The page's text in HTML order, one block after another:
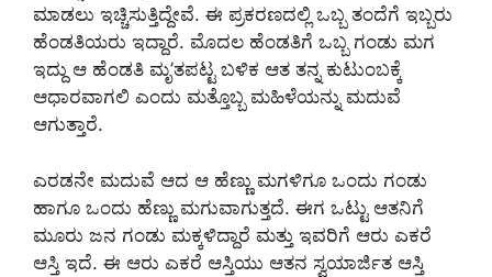
ಮಾಡಲು ಇಚ್ಚಿಸುತ್ತಿದ್ದೇವೆ. ಈ ಪ್ರಕರಣದಲ್ಲಿ ಒಬ್ಬ ತಂದೆಗೆ ಇಬ್ಬರು
ಹೆಂಡತಿಯರು ಇದ್ದಾರೆ. ಮೊದಲ ಹೆಂಡತಿಗೆ ಒಬ್ಬ ಗಂಡು ಮಗ
ಇದ್ದು ಆ ಹೆಂಡತಿ ಮೃ’ತಪಟ್ಟ ಬಳಿಕ ಆತ ತನ್ನ ಕುಟುಂಬಕ್ಕೆ
ಆಧಾರವಾಗಲಿ ಎಂದು ಮತ್ತೊಬ್ಬ ಮಹಿಳೆಯನ್ನು ಮದುವೆ
ಆಗುತ್ತಾರೆ.
ಎರಡನೇ ಮದುವೆ ಆದ ಆ ಹೆಣ್ಣು ಮಗಳಿಗೂ ಒಂದು ಗಂಡು
ಹಾಗೂ ಒಂದು ಹೆಣ್ಣು ಮಗುವಾಗುತ್ತದೆ. ಈಗ ಒಟ್ಟು ಆತನಿಗೆ
ಮೂರು ಜನ ಗಂಡು ಮಕ್ಕಳಿದ್ದಾರೆ ಮತ್ತು ಇವರಿಗೆ ಆರು ಎಕರೆ
ಆಸ್ತಿ ಇದೆ. ಈ ಆರು ಎಕರೆ ಆಸ್ತಿಯು ಆತನ ಸ್ವಯಾರ್ಜಿತ ಆಸ್ತಿ